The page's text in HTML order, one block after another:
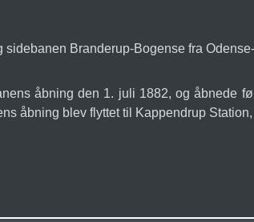
Branderup-Bogense fra
åbning den 1. juli 1882, og åbnede
åbning blev flyttet til Kappendrup